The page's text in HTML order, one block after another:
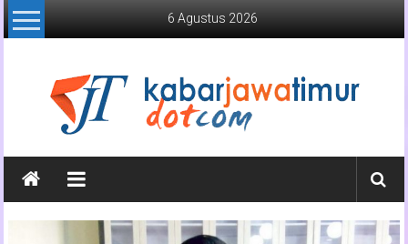
Lompat
ke
6 Agustus 2026
Kabar
Jawa
Timur